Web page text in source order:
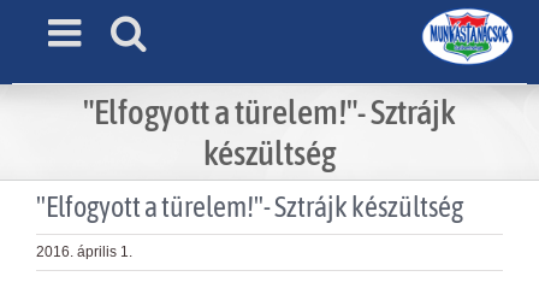
"Elfogyott a türelem!"- Sztrájk
készültség
"Elfogyott a türelem!"- Sztrájk készültség
2016. április 1.